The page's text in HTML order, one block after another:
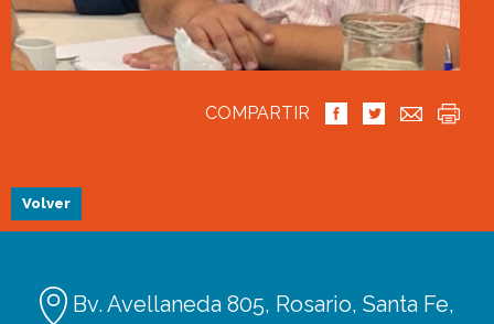
COMPARTIR
Volver
Bv. Avellaneda 805, Rosario, Santa Fe,